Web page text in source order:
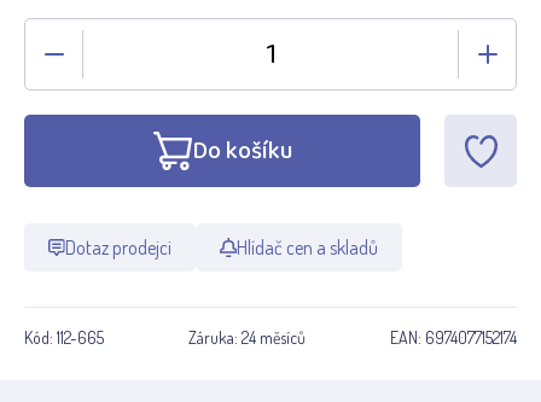
Do košíku
Dotaz prodejci Hlídač cen a skladů
Kód: 112-665 Záruka: 24 měsíců EAN: 6974077152174